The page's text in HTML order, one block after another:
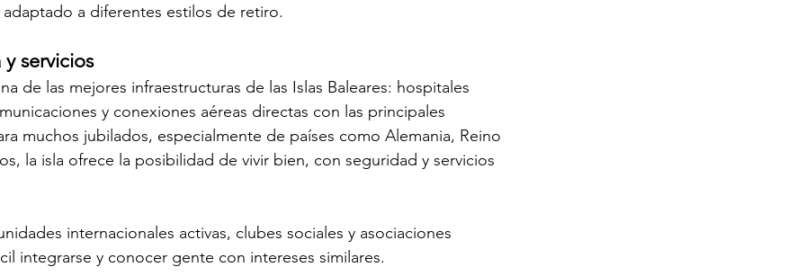
a diferentes estilos de retiro.
servicios
de las mejores infraestructuras de las Islas Baleares: hospitales
y conexiones aéreas directas con las principales
muchos jubilados, especialmente de países como Alemania, Reino
la isla ofrece la posibilidad de vivir bien, con seguridad y servicios
internacionales activas, clubes sociales y asociaciones
integrarse y conocer gente con intereses similares.